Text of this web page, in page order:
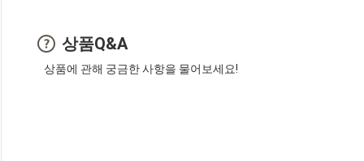
상품Q&A
상품에 관해 궁금한 사항을 물어보세요!